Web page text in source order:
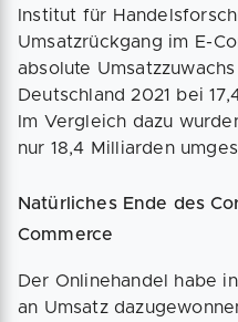
Institut für
Umsatzrückgang im E-
absolute
Deutschland 2021 bei
Im Vergleich dazu
nur 18,4 Milliarden
Natürliches Ende des
Commerce
Der Onlinehandel habe
an Umsatz